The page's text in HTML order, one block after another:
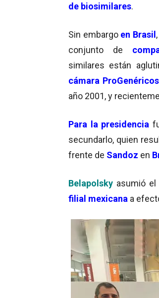
de biosimilares.
Sin embargo en Brasil
conjunto de
similares están
cámara ProGenéricos
año 2001, y
Para la presidencia
secundarlo, quien
frente de Sandoz en
Belapolsky asumió el
filial mexicana a